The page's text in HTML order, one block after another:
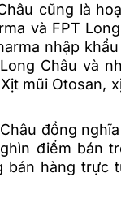
cũng là
và FPT
nhập
Châu và
mũi Otosan,
đồng
điểm bán
hàng trực